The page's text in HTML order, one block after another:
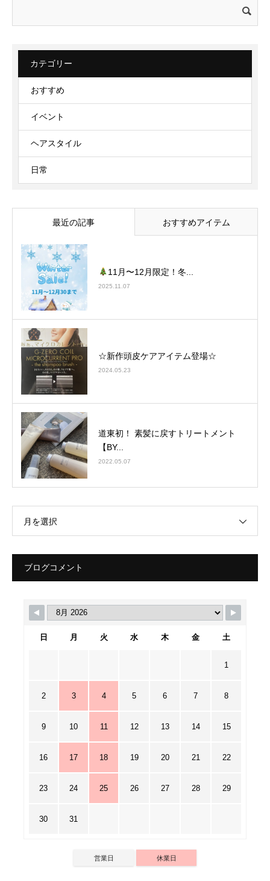
カテゴリー
おすすめ
イベント
ヘアスタイル
日常
最近の記事 おすすめアイテム
11月〜12月限定！冬...
2025.11.07
☆新作頭皮ケアアイテム登場☆
2024.05.23
道東初！ 素髪に戻すトリートメント
【BY...
2022.05.07
月を選択
ブログコメント
日 月 火 水 木 金 土
1
2 3 4 5 6 7 8
9 10 11 12 13 14 15
16 17 18 19 20 21 22
23 24 25 26 27 28 29
30 31
営業日 休業日